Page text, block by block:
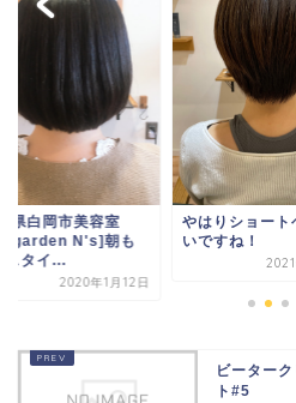
県白岡市美容室
garden N's]朝も
スタイ...
2020年1月12日
やはりショート
いですね！
ビーター
ト#5